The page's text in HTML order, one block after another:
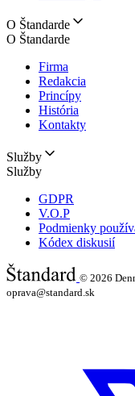
O Štandarde
O Štandarde
Firma
Redakcia
Princípy
História
Kontakty
Služby
Služby
GDPR
V.O.P
Podmienky
Kódex diskusií
© 2026
oprava@standard.sk